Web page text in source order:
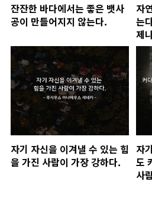
잔잔한 바다에서는 좋은 뱃사
공이 만들어지지 않는다.
자
는
제
자기 자신을 이겨낼 수 있는 힘
을 가진 사람이 가장 강하다.
자
도
사